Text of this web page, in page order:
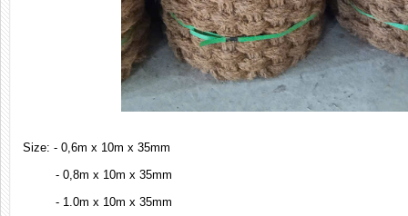
Size: - 0,6m x 10m x 35mm
- 0,8m x 10m x 35mm
- 1.0m x 10m x 35mm